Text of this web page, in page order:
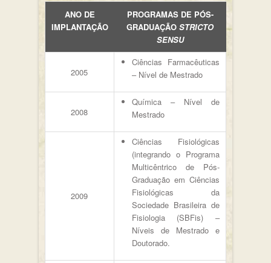
ANO DE
IMPLANTAÇÃO
PROGRAMAS DE PÓS-
GRADUAÇÃO STRICTO
SENSU
2005
Ciências Farmacêuticas
– Nível de Mestrado
2008
Química – Nível de
Mestrado
2009
Ciências Fisiológicas
(integrando o Programa
Multicêntrico de Pós-
Graduação em Ciências
Fisiológicas da
Sociedade Brasileira de
Fisiologia (SBFis) –
Níveis de Mestrado e
Doutorado.